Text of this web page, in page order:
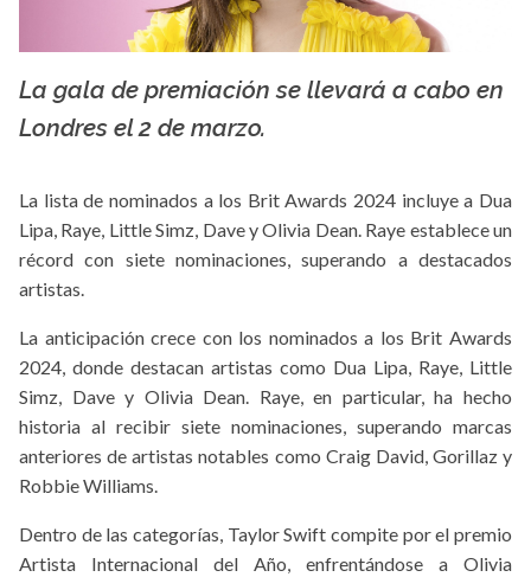
La gala de premiación se llevará a cabo en
Londres el 2 de marzo.
La lista de nominados a los Brit Awards 2024 incluye a Dua
Lipa, Raye, Little Simz, Dave y Olivia Dean. Raye establece un
récord con siete nominaciones, superando a destacados
artistas.
La anticipación crece con los nominados a los Brit Awards
2024, donde destacan artistas como Dua Lipa, Raye, Little
Simz, Dave y Olivia Dean. Raye, en particular, ha hecho
historia al recibir siete nominaciones, superando marcas
anteriores de artistas notables como Craig David, Gorillaz y
Robbie Williams.
Dentro de las categorías, Taylor Swift compite por el premio
Artista Internacional del Año, enfrentándose a Olivia